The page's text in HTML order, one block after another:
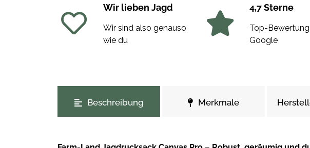
Wir lieben Jagd
Wir sind also genauso
wie du
4,7 Sterne
Top-
Google
Beschreibung Merkmale